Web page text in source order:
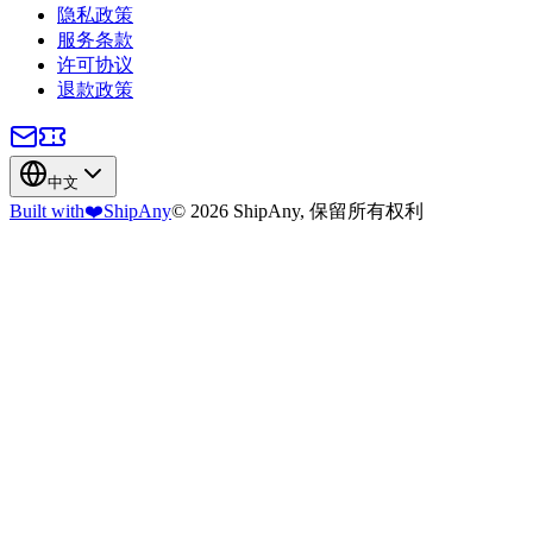
隐私政策
服务条款
许可协议
退款政策
中文
Built with❤️ShipAny© 2026 ShipAny, 保留所有权利